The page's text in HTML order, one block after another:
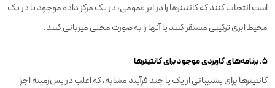
است انتخاب کنند که کانتینرها را در ابر عمومی، در یک مرکز داده موجود یا در یک
محیط ابری ترکیبی مستقر کنند یا آنها را به صورت محلی میزبانی کنند.
۵. برنامه‌های کاربردی موجود برای کانتینرها
کانتینرها برای پشتیبانی از یک یا چند فرآیند مشابه، که اغلب در پس‌زمینه اجرا